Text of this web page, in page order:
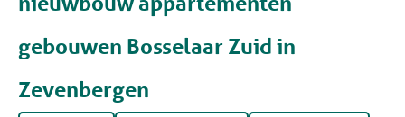
gebouwen Bosselaar Zuid in
Zevenbergen